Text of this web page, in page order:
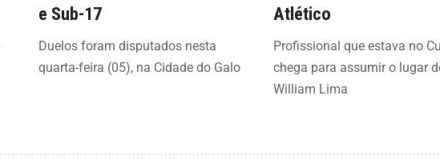
e Sub-17
Duelos foram disputados nesta
quarta-feira (05), na Cidade do Galo
Atlético
Profissional que estava no
chega para assumir o lugar
William Lima